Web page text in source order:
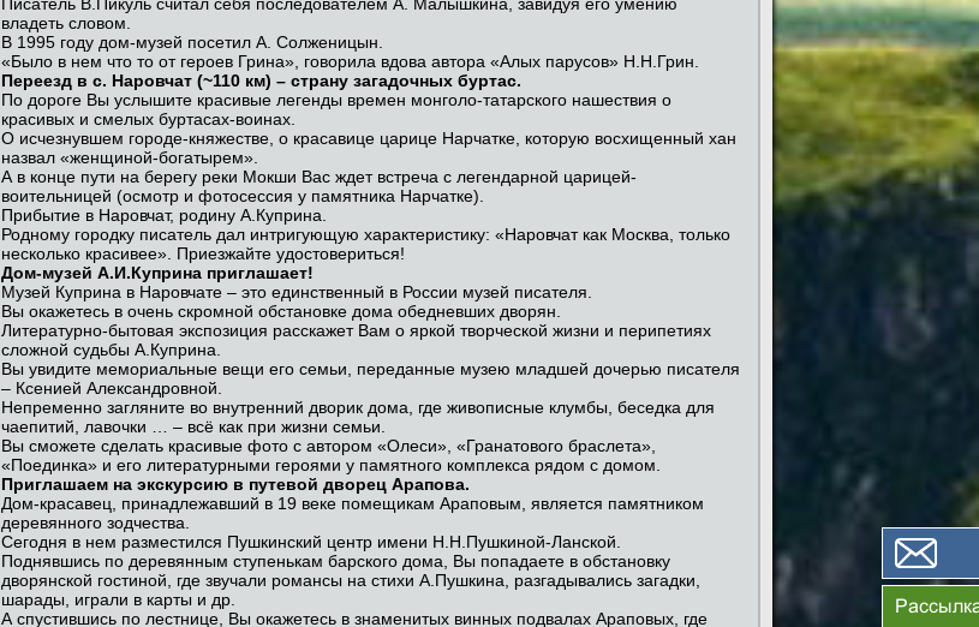
владеть словом.
В 1995 году дом-музей посетил А. Солженицын.
«Было в нем что то от героев Грина», говорила вдова автора «Алых парусов» Н.Н.Грин.
Переезд в с. Наровчат (~110 км) – страну загадочных буртас.
По дороге Вы услышите красивые легенды времен монголо-татарского нашествия о
красивых и смелых буртасах-воинах.
О исчезнувшем городе-княжестве, о красавице царице Нарчатке, которую восхищенный хан
назвал «женщиной-богатырем».
А в конце пути на берегу реки Мокши Вас ждет встреча с легендарной царицей-
воительницей (осмотр и фотосессия у памятника Нарчатке).
Прибытие в Наровчат, родину А.Куприна.
Родному городку писатель дал интригующую характеристику: «Наровчат как Москва, только
несколько красивее». Приезжайте удостовериться!
Дом-музей А.И.Куприна приглашает!
Музей Куприна в Наровчате – это единственный в России музей писателя.
Вы окажетесь в очень скромной обстановке дома обедневших дворян.
Литературно-бытовая экспозиция расскажет Вам о яркой творческой жизни и перипетиях
сложной судьбы А.Куприна.
Вы увидите мемориальные вещи его семьи, переданные музею младшей дочерью писателя
– Ксенией Александровной.
Непременно загляните во внутренний дворик дома, где живописные клумбы, беседка для
чаепитий, лавочки … – всё как при жизни семьи.
Вы сможете сделать красивые фото с автором «Олеси», «Гранатового браслета»,
«Поединка» и его литературными героями у памятного комплекса рядом с домом.
Приглашаем на экскурсию в путевой дворец Арапова.
Дом-красавец, принадлежавший в 19 веке помещикам Араповым, является памятником
деревянного зодчества.
Сегодня в нем разместился Пушкинский центр имени Н.Н.Пушкиной-Ланской.
Поднявшись по деревянным ступенькам барского дома, Вы попадаете в обстановку
дворянской гостиной, где звучали романсы на стихи А.Пушкина, разгадывались загадки,
шарады, играли в карты и др.
А спустившись по лестнице, Вы окажетесь в знаменитых винных подвалах Араповых, где